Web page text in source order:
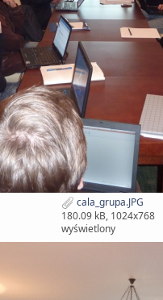
cala_grupa.JPG
180.09 kB, 1024x768
wyświetlony